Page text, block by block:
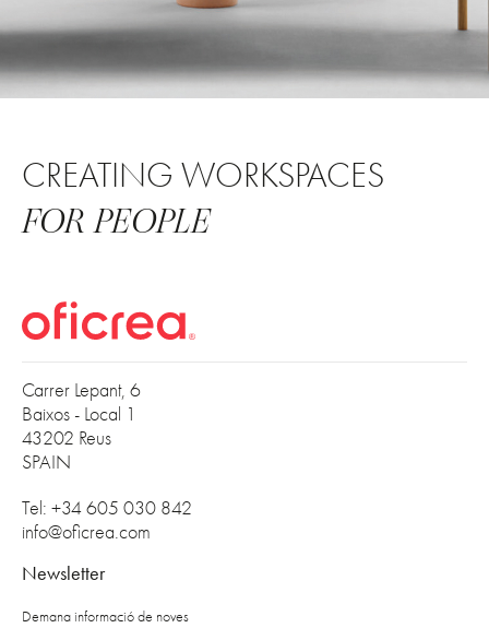
CREATING WORKSPACES
FOR PEOPLE
Carrer Lepant, 6
Baixos - Local 1
43202 Reus
SPAIN
Tel: +34 605 030 842
info@oficrea.com
Newsletter
Demana informació de noves